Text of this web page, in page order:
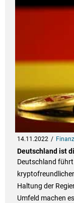
14.11.2022
Deutschland ist
Deutschland
Haltung der
Umfeld machen